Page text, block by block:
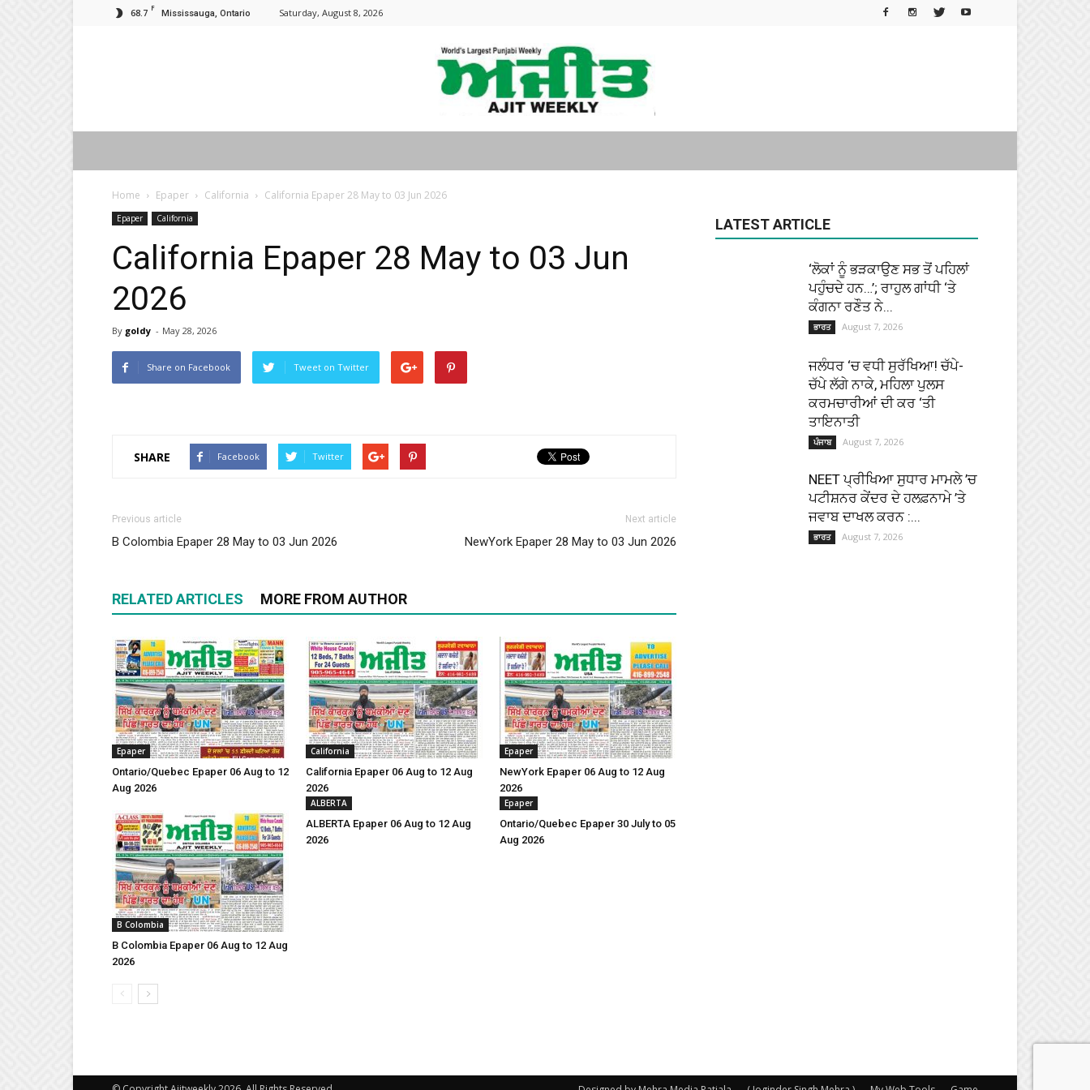
68.7 F
Mississauga, Ontario Saturday, August 8, 2026
Ajitweekly
Ajit
Home Epaper California California Epaper 28 May to 03 Jun 2026
Epaper California
California Epaper 28 May to 03 Jun
2026
By goldy - May 28, 2026
Share on Facebook Tweet on Twitter
SHARE Facebook Twitter
Previous article
B Colombia Epaper 28 May to 03 Jun 2026
Next article
NewYork Epaper 28 May to 03 Jun 2026
RELATED ARTICLES MORE FROM AUTHOR
Epaper
Ontario/Quebec Epaper 06 Aug to 12
Aug 2026
California
California Epaper 06 Aug to 12 Aug
2026
Epaper
NewYork Epaper 06 Aug to 12 Aug
2026
B Colombia
B Colombia Epaper 06 Aug to 12 Aug
2026
ALBERTA
ALBERTA Epaper 06 Aug to 12 Aug
2026
Epaper
Ontario/Quebec Epaper 30 July to 05
Aug 2026
LATEST ARTICLE
‘ਲੋਕਾਂ ਨੂੰ ਭੜਕਾਉਣ ਸਭ ਤੋਂ ਪਹਿਲਾਂ
ਪਹੁੰਚਦੇ ਹਨ…’; ਰਾਹੁਲ ਗਾਂਧੀ ‘ਤੇ
ਕੰਗਨਾ ਰਣੌਤ ਨੇ...
ਭਾਰਤ August 7, 2026
ਜਲੰਧਰ ‘ਚ ਵਧੀ ਸੁਰੱਖਿਆ! ਚੱਪੇ-
ਚੱਪੇ ਲੱਗੇ ਨਾਕੇ, ਮਹਿਲਾ ਪੁਲਸ
ਕਰਮਚਾਰੀਆਂ ਦੀ ਕਰ ‘ਤੀ
ਤਾਇਨਾਤੀ
ਪੰਜਾਬ August 7, 2026
NEET ਪ੍ਰੀਖਿਆ ਸੁਧਾਰ ਮਾਮਲੇ ’ਚ
ਪਟੀਸ਼ਨਰ ਕੇਂਦਰ ਦੇ ਹਲਫ਼ਨਾਮੇ ’ਤੇ
ਜਵਾਬ ਦਾਖਲ ਕਰਨ :...
ਭਾਰਤ August 7, 2026